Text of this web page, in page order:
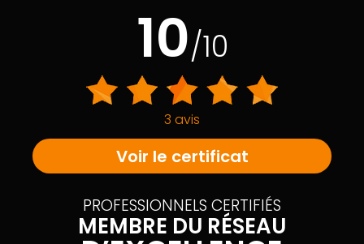
10/10
3 avis
Voir le certificat
PROFESSIONNELS CERTIFIÉS
MEMBRE DU RÉSEAU